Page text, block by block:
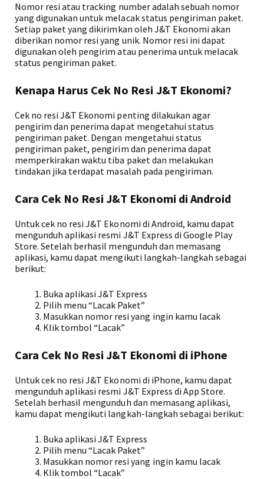
Nomor resi atau tracking number adalah sebuah nomor
yang digunakan untuk melacak status pengiriman paket.
Setiap paket yang dikirimkan oleh J&T Ekonomi akan
diberikan nomor resi yang unik. Nomor resi ini dapat
digunakan oleh pengirim atau penerima untuk melacak
status pengiriman paket.
Kenapa Harus Cek No Resi J&T Ekonomi?
Cek no resi J&T Ekonomi penting dilakukan agar
pengirim dan penerima dapat mengetahui status
pengiriman paket. Dengan mengetahui status
pengiriman paket, pengirim dan penerima dapat
memperkirakan waktu tiba paket dan melakukan
tindakan jika terdapat masalah pada pengiriman.
Cara Cek No Resi J&T Ekonomi di Android
Untuk cek no resi J&T Ekonomi di Android, kamu dapat
mengunduh aplikasi resmi J&T Express di Google Play
Store. Setelah berhasil mengunduh dan memasang
aplikasi, kamu dapat mengikuti langkah-langkah sebagai
berikut:
Buka aplikasi J&T Express
Pilih menu “Lacak Paket”
Masukkan nomor resi yang ingin kamu lacak
Klik tombol “Lacak”
Cara Cek No Resi J&T Ekonomi di iPhone
Untuk cek no resi J&T Ekonomi di iPhone, kamu dapat
mengunduh aplikasi resmi J&T Express di App Store.
Setelah berhasil mengunduh dan memasang aplikasi,
kamu dapat mengikuti langkah-langkah sebagai berikut:
Buka aplikasi J&T Express
Pilih menu “Lacak Paket”
Masukkan nomor resi yang ingin kamu lacak
Klik tombol “Lacak”